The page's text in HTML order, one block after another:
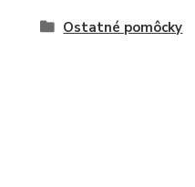
Ostatné pomôcky